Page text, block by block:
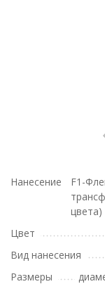
Нанесение
F1-
цвета)
Цвет
Вид нанесения
Размеры